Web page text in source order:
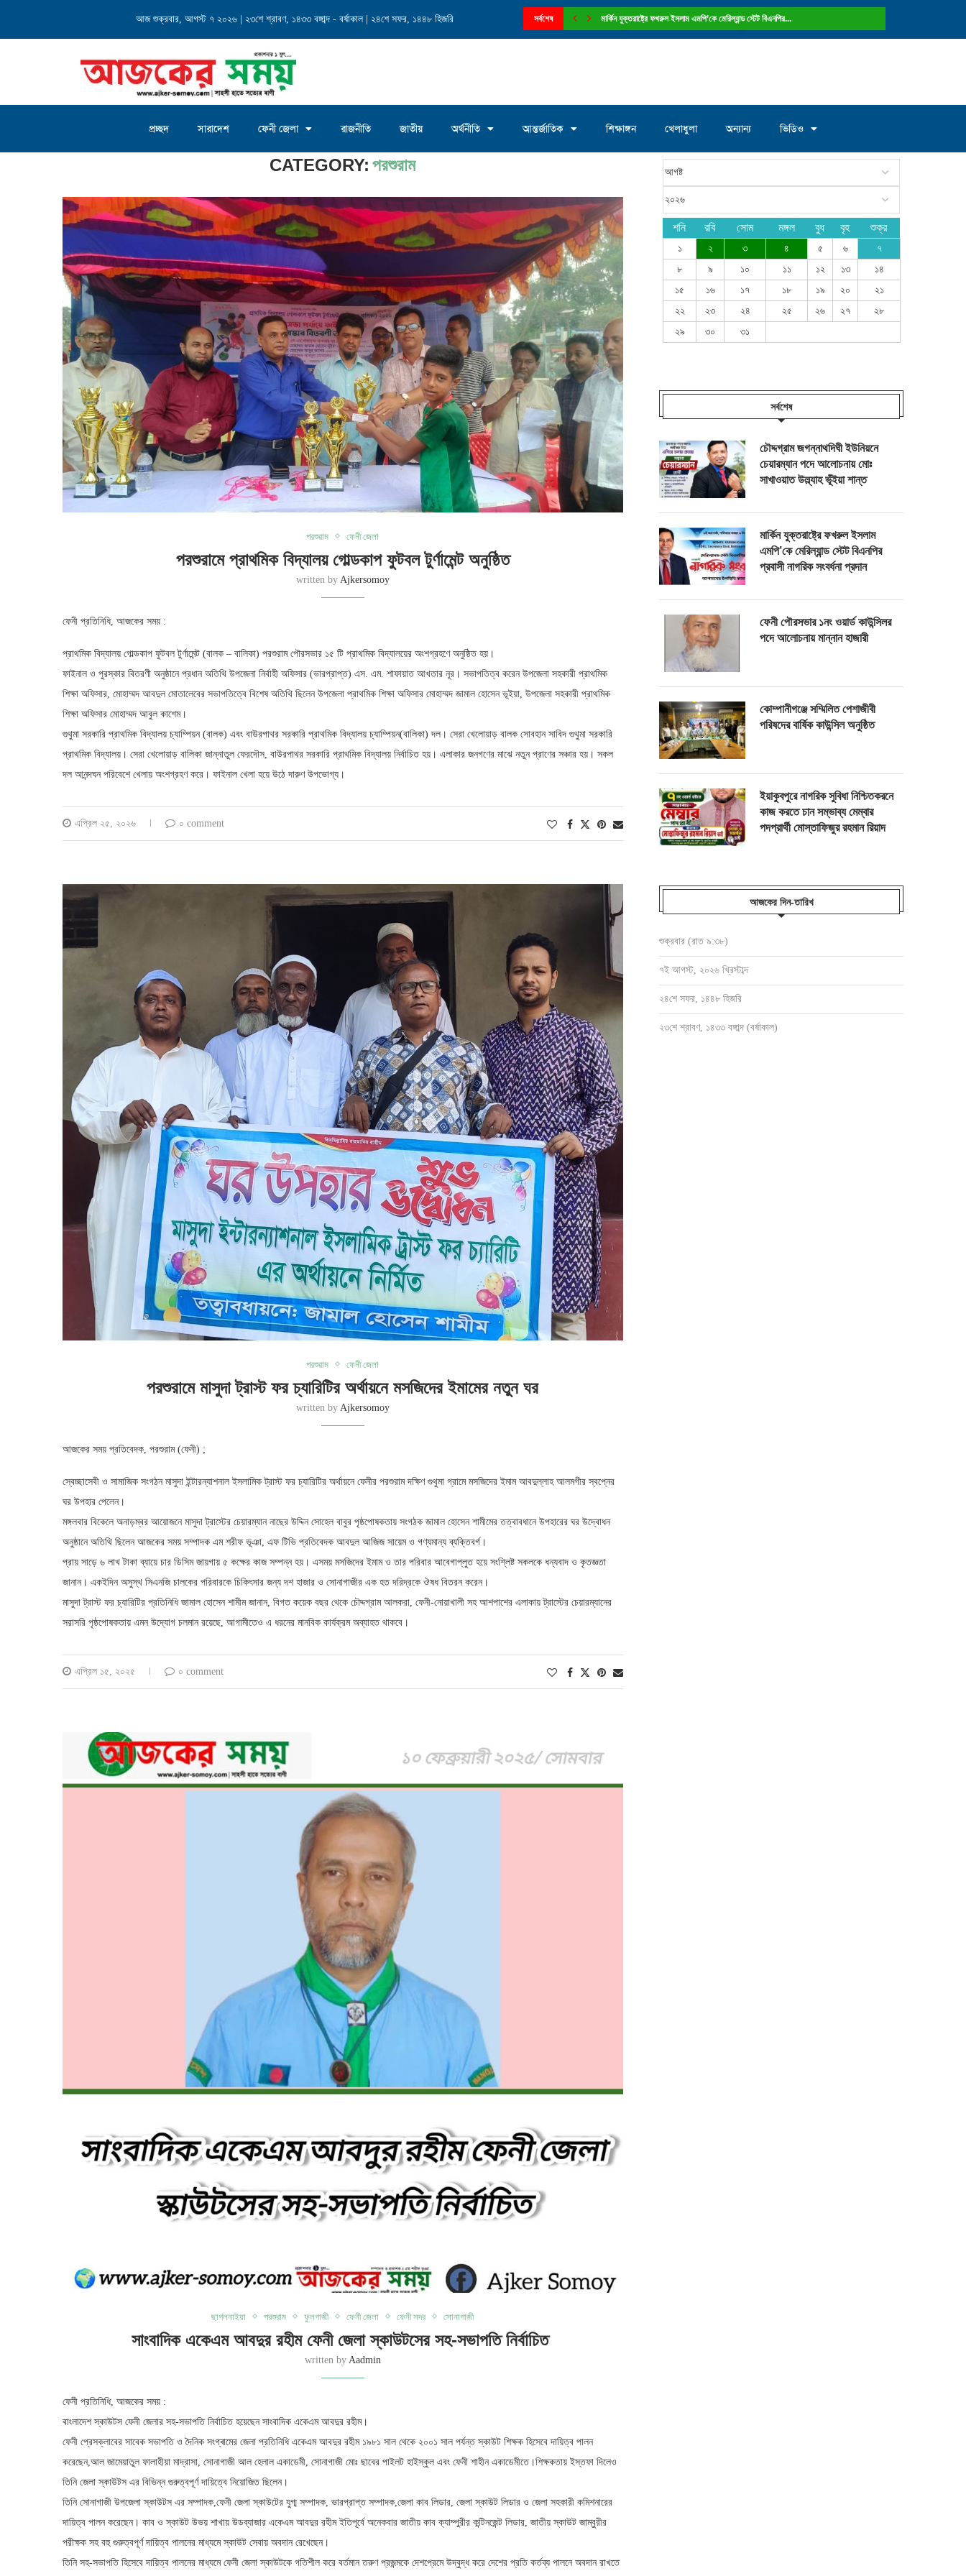
আজ শুক্রবার, আগস্ট ৭ ২০২৬ | ২৩শে শ্রাবণ, ১৪৩৩ বঙ্গাব্দ - বর্ষাকাল | ২৪শে সফর, ১৪৪৮ হিজরি সর্বশেষ
মার্কিন যুক্তরাষ্ট্রে ফখরুল ইসলাম এমপি’কে মেরিল্যান্ড স্টেট বিএনপির... ফেনী পৌরসভার ১নং ওয়ার্ড কাউন্সিলর পদে আলোচনায় মান্নান...
প্রচ্ছদ সারাদেশ ফেনী জেলা রাজনীতি জাতীয় অর্থনীতি আন্তর্জাতিক শিক্ষাঙ্গন খেলাধুলা অন্যান্য ভিডিও
পরশুরাম
CATEGORY: পরশুরাম
পরশুরাম ফেনী জেলা
পরশুরামে প্রাথমিক বিদ্যালয় গোল্ডকাপ ফুটবল টুর্ণামেন্ট অনুষ্ঠিত
written by Ajkersomoy
ফেনী প্রতিনিধি, আজকের সময় :
প্রাথমিক বিদ্যালয় গোল্ডকাপ ফুটবল টুর্ণামেন্ট (বালক – বালিকা) পরশুরাম পৌরসভার ১৫ টি প্রাথমিক বিদ্যালয়ের অংশগ্রহণে অনুষ্ঠিত হয়।
ফাইনাল ও পুরস্কার বিতরণী অনুষ্ঠানে প্রধান অতিথি উপজেলা নির্বাহী অফিসার (ভারপ্রাপ্ত) এস. এম. শাফায়াত আখতার নূর। সভাপতিত্ব করেন উপজেলা সহকারী প্রাথমিক
শিক্ষা অফিসার, মোহাম্মদ আবদুল মোতালেবের সভাপতিত্বে বিশেষ অতিথি ছিলেন উপজেলা প্রাথমিক শিক্ষা অফিসার মোহাম্মদ জামাল হোসেন ভূইয়া, উপজেলা সহকারী প্রাথমিক
শিক্ষা অফিসার মোহাম্মদ আবুল কাশেম।
গুথুমা সরকারি প্রাথমিক বিদ্যালয় চ্যাম্পিয়ন (বালক) এবং বাউরপাথর সরকারি প্রাথমিক বিদ্যালয় চ্যাম্পিয়ন(বালিকা) দল। সেরা খেলোয়াড় বালক সোবহান সাবিদ গুথুমা সরকারি
প্রাথমিক বিদ্যালয়। সেরা খেলোয়াড় বালিকা জান্নাতুল ফেরদৌস, বাউরপাথর সরকারি প্রাথমিক বিদ্যালয় নির্বাচিত হয়। এলাকার জনগণের মাঝে নতুন প্রাণের সঞ্চার হয়। সকল
দল আনন্দঘন পরিবেশে খেলায় অংশগ্রহণ করে। ফাইনাল খেলা হয়ে উঠে দারুণ উপভোগ্য।
এপ্রিল ২৫, ২০২৬ ০ comment
পরশুরাম ফেনী জেলা
পরশুরামে মাসুদা ট্রাস্ট ফর চ্যারিটির অর্থায়নে মসজিদের ইমামের নতুন ঘর
written by Ajkersomoy
আজকের সময় প্রতিবেদক, পরশুরাম (ফেনী) ;
স্বেচ্ছাসেবী ও সামাজিক সংগঠন মাসুদা ইন্টারন্যাশনাল ইসলামিক ট্রাস্ট ফর চ্যারিটির অর্থায়নে ফেনীর পরশুরাম দক্ষিণ গুথুমা গ্রামে মসজিদের ইমাম আবদুল্লাহ আলমগীর স্বপ্নের
ঘর উপহার পেলেন।
মঙ্গলবার বিকেলে অনাড়ম্বর আয়োজনে মাসুদা ট্রাস্টের চেয়ারম্যান নাছের উদ্দিন সোহেল বাবুর পৃষ্ঠপোষকতায় সংগঠক জামাল হোসেন শামীমের তত্বাবধানে উপহারের ঘর উদ্বোধন
অনুষ্ঠানে অতিথি ছিলেন আজকের সময় সম্পাদক এম শরীফ ভূঞা, এফ টিভি প্রতিবেদক আবদুল আজিজ সায়েম ও গণ্যমান্য ব্যক্তিবর্গ।
প্রায় সাড়ে ৬ লাখ টাকা ব্যায়ে চার ডিসিম জায়গায় ৫ কক্ষের কাজ সম্পন্ন হয়। এসময় মসজিদের ইমাম ও তার পরিবার আবেগাপ্লুত হয়ে সংশ্লিষ্ট সকলকে ধন্যবাদ ও কৃতজ্ঞতা
জানান। একইদিন অসুস্থ সিএনজি চালকের পরিবারকে চিকিৎসার জন্য দশ হাজার ও সোনাগাজীর এক হত দরিদ্রকে ঔষধ বিতরন করেন।
মাসুদা ট্রাস্ট ফর চ্যারিটির প্রতিনিধি জামাল হোসেন শামীম জানান, বিগত কয়েক বছর থেকে চৌদ্দগ্রাম আলকরা, ফেনী-নোয়াখালী সহ আশপাশের এলাকায় ট্রাস্টের চেয়ারম্যানের
সরাসরি পৃষ্ঠপোষকতায় এমন উদ্যোগ চলমান রয়েছে, আগামীতেও এ ধরনের মানবিক কার্যক্রম অব্যাহত থাকবে।
এপ্রিল ১৫, ২০২৫ ০ comment
ছাগলনাইয়া পরশুরাম ফুলগাজী ফেনী জেলা ফেনী সদর সোনাগাজী
সাংবাদিক একেএম আবদুর রহীম ফেনী জেলা স্কাউটসের সহ-সভাপতি নির্বাচিত
written by Aadmin
ফেনী প্রতিনিধি, আজকের সময় :
বাংলাদেশ স্কাউটস ফেনী জেলার সহ-সভাপতি নির্বাচিত হয়েছেন সাংবাদিক একেএম আবদুর রহীম।
ফেনী প্রেসক্লাবের সাবেক সভাপতি ও দৈনিক সংগ্ৰামের জেলা প্রতিনিধি একেএম আবদুর রহীম ১৯৮১ সাল থেকে ২০০১ সাল পর্যন্ত স্কাউট শিক্ষক হিসেবে দায়িত্ব পালন
করেছেন,আল জামেয়াতুল ফালাহীয়া মাদ্রাসা, সোনাগাজী আল হেলাল একাডেমী, সোনাগাজী মোঃ ছাবের পাইলট হাইস্কুল এবং ফেনী শাহীন একাডেমীতে।শিক্ষকতায় ইস্তফা দিলেও
তিনি জেলা স্কাউটস এর বিভিন্ন গুরুত্বপূর্ণ দায়িত্বে নিয়োজিত ছিলেন।
তিনি সোনাগাজী উপজেলা স্কাউটস এর সম্পাদক,ফেনী জেলা স্কাউটের যুগ্ম সম্পাদক, ভারপ্রাপ্ত সম্পাদক,জেলা কাব লিডার, জেলা স্কাউট লিডার ও জেলা সহকারী কমিশনারের
দায়িত্ব পালন করেছেন। কাব ও স্কাউট উভয় শাখায় উডব্যাজার একেএম আবদুর রহীম ইতিপূর্বে অনেকবার জাতীয় কাব ক্যাম্পুরীর কন্টিনজেন্ট লিডার, জাতীয় স্কাউট জাম্বুরীর
পরীক্ষক সহ বহু গুরুত্বপূর্ণ দায়িত্ব পালনের মাধ্যমে স্কাউট সেবায় অবদান রেখেছেন।
তিনি সহ-সভাপতি হিসেবে দায়িত্ব পালনের মাধ্যমে ফেনী জেলা স্কাউটকে গতিশীল করে বর্তমান তরুণ প্রজন্মকে দেশপ্রেমে উদ্বুদ্ধ করে দেশের প্রতি কর্তব্য পালনে অবদান রাখতে
শনি রবি সোম মঙ্গল বুধ বৃহ শুক্র
১ ২ ৩ ৪ ৫ ৬
৭
৮
৯ ১০ ১১ ১২ ১৩
১৪
১৫
১৬ ১৭ ১৮ ১৯ ২০
২১
২২
২৩ ২৪ ২৫ ২৬ ২৭
২৮
২৯
৩০ ৩১
সর্বশেষ
চৌদ্দগ্রাম জগন্নাথদিঘী ইউনিয়নে
চেয়ারম্যান পদে আলোচনায় মোঃ
সাখাওয়াত উল্ল্যাহ ভূঁইয়া শান্ত
মার্কিন যুক্তরাষ্ট্রে ফখরুল ইসলাম
এমপি’কে মেরিল্যান্ড স্টেট বিএনপির
প্রবাসী নাগরিক সংবর্ধনা প্রদান
ফেনী পৌরসভার ১নং ওয়ার্ড কাউন্সিলর
পদে আলোচনায় মান্নান হাজারী
কোম্পানীগঞ্জে সম্মিলিত পেশাজীবী
পরিষদের বার্ষিক কাউন্সিল অনুষ্ঠিত
ইয়াকুবপুরে নাগরিক সুবিধা নিশ্চিতকরনে
কাজ করতে চান সম্ভাব্য মেম্বার
পদপ্রার্থী মোস্তাফিজুর রহমান রিয়াদ
আজকের দিন-তারিখ
শুক্রবার (রাত ৯:৩৮)
৭ই আগস্ট, ২০২৬ খ্রিস্টাব্দ
২৪শে সফর, ১৪৪৮ হিজরি
২৩শে শ্রাবণ, ১৪৩৩ বঙ্গাব্দ (বর্ষাকাল)